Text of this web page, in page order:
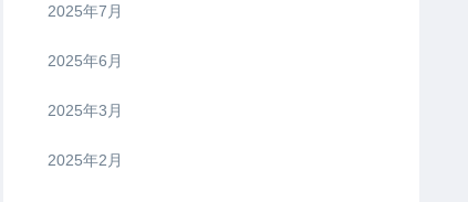
2025年7月
2025年6月
2025年3月
2025年2月